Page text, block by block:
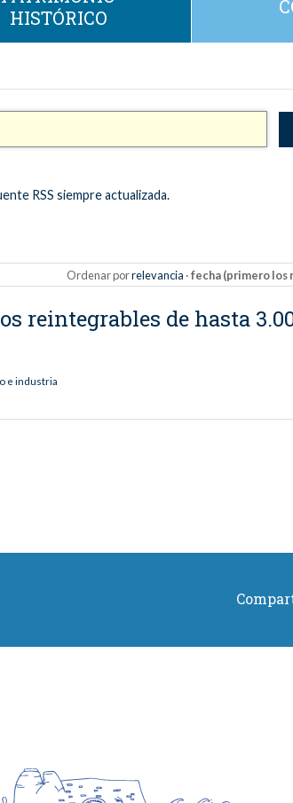
HISTÓRICO
RSS siempre actualizada.
Ordenar porrelevancia ·fecha (primero los
reintegrables de hasta
e industria